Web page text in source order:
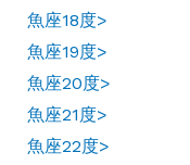
魚座18度>
魚座19度>
魚座20度>
魚座21度>
魚座22度>